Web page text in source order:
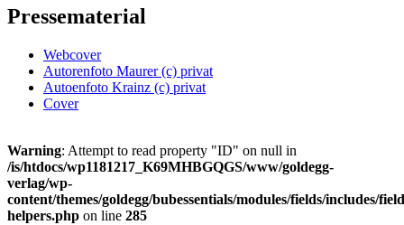
Pressematerial
Webcover
Autorenfoto Maurer (c) privat
Autoenfoto Krainz (c) privat
Cover
Warning: Attempt to read property "ID" on null in
/is/htdocs/wp1181217_K69MHBGQGS/www/goldegg-
verlag/wp-
content/themes/goldegg/bubessentials/modules/fields/includes/
helpers.php on line 285